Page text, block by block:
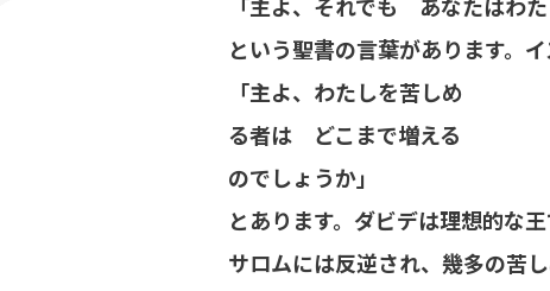
「主よ、それでも あなたはわ
という聖書の言葉があります。
「主よ、わたしを苦しめ
る者は どこまで増える
のでしょうか」
とあります。ダビデは理想的な
サロムには反逆され、幾多の苦